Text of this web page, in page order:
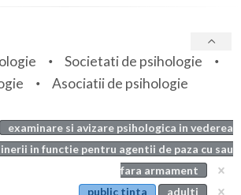
Societati de psihologie
Asociatii de psihologie
examinare si avizare psihologica in vederea
in functie pentru agentii de paza cu sau
fara armament
public tinta
adulti